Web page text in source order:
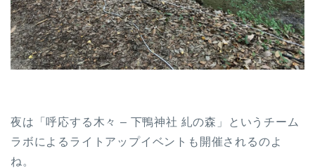
夜は「呼応する木々 – 下鴨神社 糺の森」というチーム
ラボによるライトアップイベントも開催されるのよ
ね。